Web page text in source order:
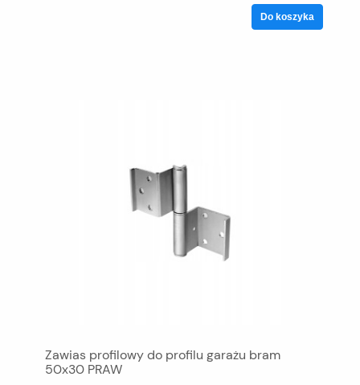
Do koszyka
Zawias profilowy do profilu garażu bram
50x30 PRAW